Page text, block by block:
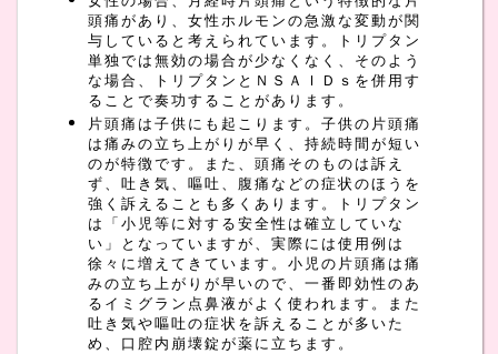
頭痛があり、女性ホルモンの急激な変動が関
与していると考えられています。トリプタン
単独では無効の場合が少なくなく、そのよう
な場合、トリプタンとＮＳＡＩＤｓを併用す
ることで奏功することがあります。
片頭痛は子供にも起こります。子供の片頭痛
は痛みの立ち上がりが早く、持続時間が短い
のが特徴です。また、頭痛そのものは訴え
ず、吐き気、嘔吐、腹痛などの症状のほうを
強く訴えることも多くあります。トリプタン
は「小児等に対する安全性は確立していな
い」となっていますが、実際には使用例は
徐々に増えてきています。小児の片頭痛は痛
みの立ち上がりが早いので、一番即効性のあ
るイミグラン点鼻液がよく使われます。また
吐き気や嘔吐の症状を訴えることが多いた
め、口腔内崩壊錠が薬に立ちます。